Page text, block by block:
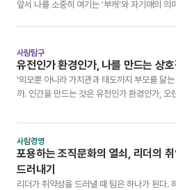
앞서 나를 소중히 여기는 '부캐'와 자기애의 의
사람탐구
유전인가 환경인가, 나를 만드는 상
'외모뿐 아니라 가치관과 태도까지 부모를 닮
까. 인간을 만드는 것은 유전인가 환경인가, 오
사람경영
포용하는 조직문화의 열쇠, 리더의
드러내기
리더가 취약성을 드러낼 때 팀은 하나가 된다.